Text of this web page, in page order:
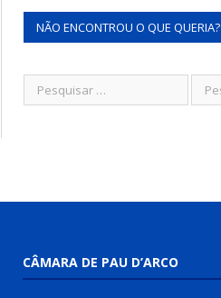
NÃO ENCONTROU O QUE QUERIA?
CÂMARA DE PAU D’ARCO